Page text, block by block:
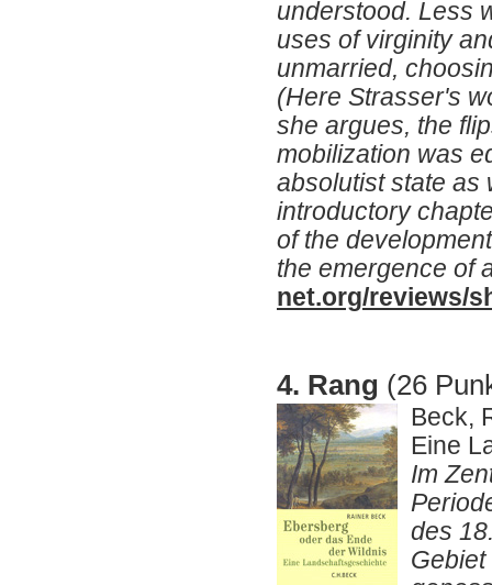
understood. Less
uses of virginity
unmarried,
(Here Strasser's
she argues, the
mobilization was
absolutist state as
introductory
of the
the emergence of
net.org/reviews/
4. Rang (26
Beck,
Eine
Im
des